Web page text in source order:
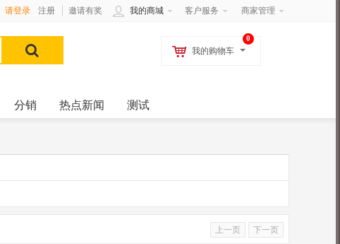
客户服务 商家管理
我的商城
请登录 注册 邀请有奖
0
我的购物车
分销 热点新闻 测试
上一页 下一页